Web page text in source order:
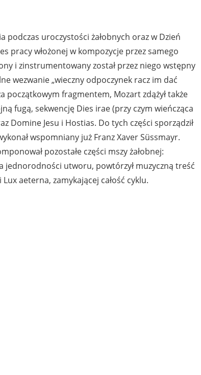
uroczystości żałobnych oraz w Dzień
pracy włożonej w kompozycje przez samego
i zinstrumentowany został przez niego wstępny
wezwanie „wieczny odpoczynek racz im dać
początkowym fragmentem, Mozart zdążył także
fugą, sekwencję Dies irae (przy czym wieńcząca
Domine Jesu i Hostias. Do tych części sporządził
wspomniany już Franz Xaver Süssmayr.
pozostałe części mszy żałobnej:
jednorodności utworu, powtórzył muzyczną treść
aeterna, zamykającej całość cyklu.